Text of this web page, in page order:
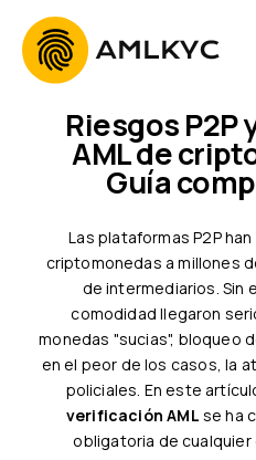
Riesgos P2P y verificación
AML de
Guía
Las plataformas P2P han abierto el acceso a las
criptomonedas a millones
de intermediarios. Sin
comodidad llegaron
monedas "sucias", bloqueo
en el peor de los casos, la
policiales. En este
verificación AML se ha
obligatoria de cualquier